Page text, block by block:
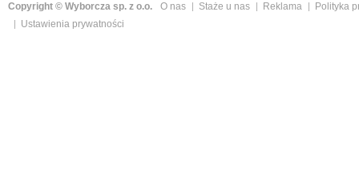
Copyright © Wyborcza sp. z o.o. O nas Staże u nas Reklama
Polityka
Ustawienia prywatności